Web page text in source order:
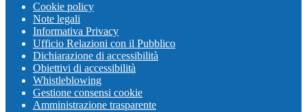
Cookie policy
Note legali
Informativa Privacy
Ufficio Relazioni con il Pubblico
Dichiarazione di accessibilità
Obiettivi di accessibilità
Whistleblowing
Gestione consensi cookie
Amministrazione trasparente